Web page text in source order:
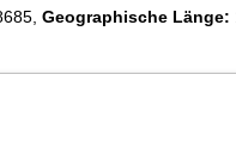
Geographische Länge: